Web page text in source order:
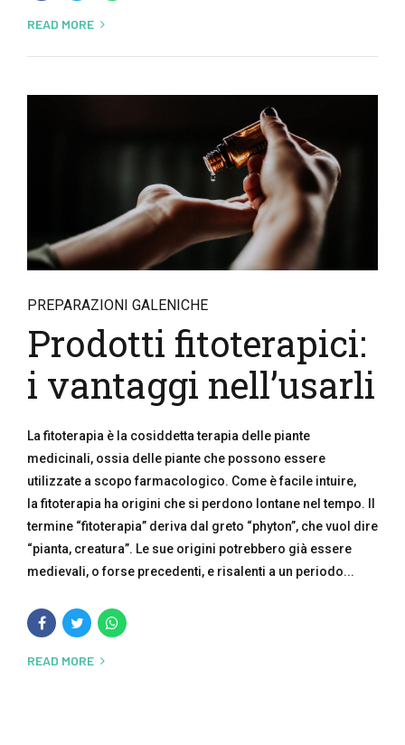
READ MORE
PREPARAZIONI GALENICHE
Prodotti fitoterapici:
i vantaggi nell’usarli
La fitoterapia è la cosiddetta terapia delle piante
medicinali, ossia delle piante che possono essere
utilizzate a scopo farmacologico. Come è facile intuire,
la fitoterapia ha origini che si perdono lontane nel tempo. Il
termine “fitoterapia” deriva dal greto “phyton”, che vuol dire
“pianta, creatura”. Le sue origini potrebbero già essere
medievali, o forse precedenti, e risalenti a un periodo...
READ MORE